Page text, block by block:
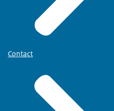
Contact